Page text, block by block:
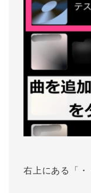
右上にある「・